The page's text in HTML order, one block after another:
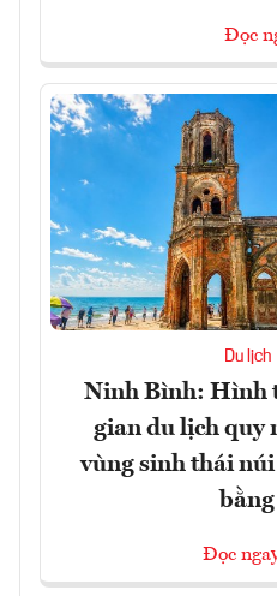
Đọc
Du lịch
Ninh Bình: Hình
gian du lịch quy
vùng sinh thái
bằng
Đọc